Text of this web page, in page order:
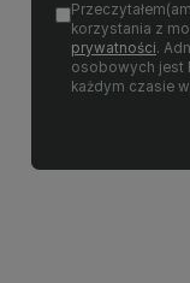
korzystania z
prywatności.
osobowych jest
każdym czasie